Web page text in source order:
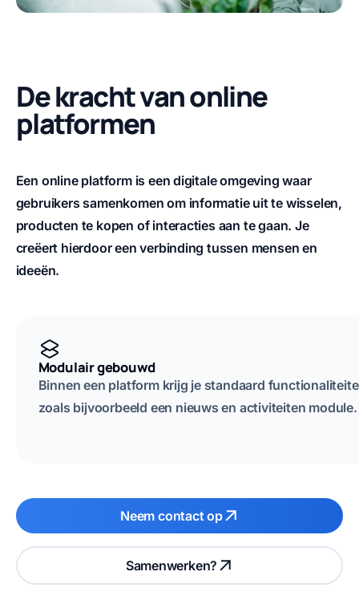
De kracht van online
platformen
Een online platform is een digitale omgeving waar
gebruikers samenkomen om informatie uit te wisselen,
producten te kopen of interacties aan te gaan. Je
creëert hierdoor een verbinding tussen mensen en
ideeën.
Modulair gebouwd
Binnen een platform krijg je standaard
zoals bijvoorbeeld een nieuws en activiteiten module.
Neem contact op
Samenwerken?